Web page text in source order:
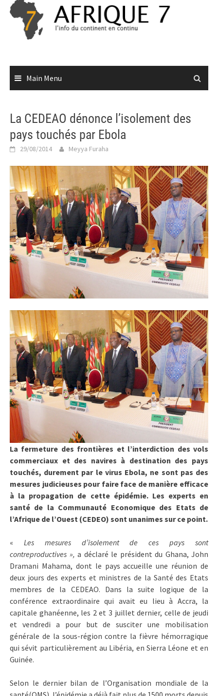
Skip
content
Main Menu
La CEDEAO dénonce l’isolement des
pays touchés par Ebola
29/08/2014 Meyya Furaha
La fermeture des frontières et l’interdiction des vols
commerciaux et des navires à destination des pays
touchés, durement par le virus Ebola, ne sont pas des
mesures judicieuses pour faire face de manière efficace
à la propagation de cette épidémie. Les experts en
santé de la Communauté Economique des Etats de
l’Afrique de l’Ouest (CEDEO) sont unanimes sur ce point.
« Les mesures d’isolement de ces pays sont
contreproductives », a déclaré le président du Ghana, John
Dramani Mahama, dont le pays accueille une réunion de
deux jours des experts et ministres de la Santé des Etats
membres de la CEDEAO. Dans la suite logique de la
conférence extraordinaire qui avait eu lieu à Accra, la
capitale ghanéenne, les 2 et 3 juillet dernier, celle de jeudi
et vendredi a pour but de susciter une mobilisation
générale de la sous-région contre la fièvre hémorragique
qui sévit particulièrement au Libéria, en Sierra Léone et en
Guinée.
Selon le dernier bilan de l’Organisation mondiale de la